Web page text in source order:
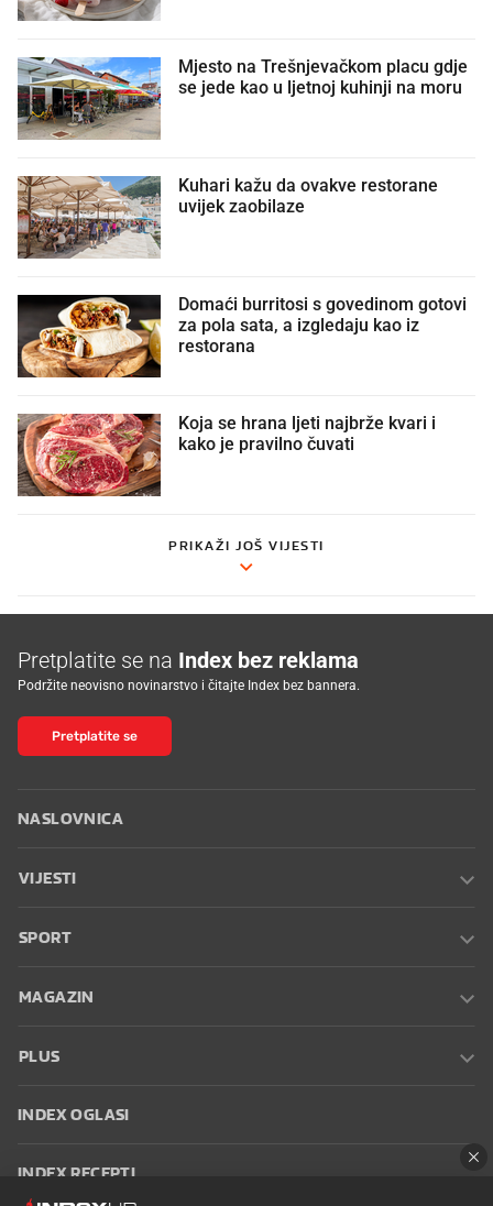
Mjesto na Trešnjevačkom placu gdje
se jede kao u ljetnoj kuhinji na moru
Kuhari kažu da ovakve restorane
uvijek zaobilaze
Domaći burritosi s govedinom gotovi
za pola sata, a izgledaju kao iz
restorana
Koja se hrana ljeti najbrže kvari i
kako je pravilno čuvati
PRIKAŽI JOŠ VIJESTI
Pretplatite se na Index bez reklama
Podržite neovisno novinarstvo i čitajte Index bez bannera.
Pretplatite se
NASLOVNICA
VIJESTI
SPORT
MAGAZIN
PLUS
INDEX OGLASI
INDEX RECEPTI